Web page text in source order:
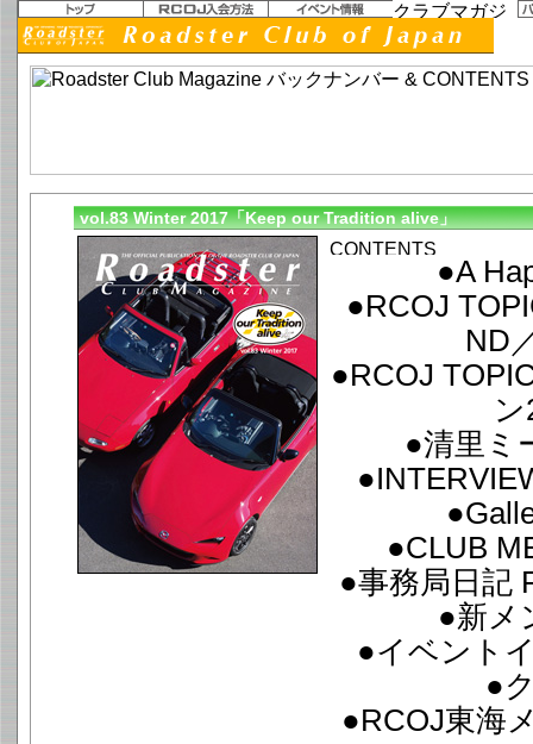
vol.83 Winter 2017「Keep our Tradition alive」
●A
●RCOJ
ND
●RCOJ
●清里ミ
●CLUB
●事務局日記
●新メ
●イベント
●
●RCOJ東海